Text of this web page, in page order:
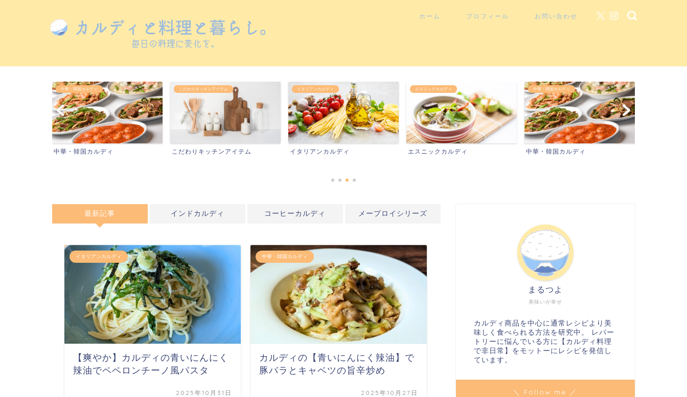
ホーム プロフィール お問い合わせ
中華・韓国カルディ
中華・韓国カルディ
こだわりキッチンアイテム
こだわりキッチンアイテム
イタリアンカルディ
イタリアンカルディ
エスニックカルディ
エスニックカルディ
中華・韓国カルディ
中華・韓国カルディ
最新記事 インドカルディ コーヒーカルディ メープロイシリーズ
イタリアンカルディ
【爽やか】カルディの青いにんにく
辣油でペペロンチーノ風パスタ
2025年10月31日
中華・韓国カルディ
カルディの【青いにんにく辣油】で
豚バラとキャベツの旨辛炒め
2025年10月27日
カルディのタンドリーチキンの素で
美味いが幸せ
まるつよ
カルディ商品を中心に通常レシピより美
味しく食べられる方法を研究中。 レパー
トリーに悩んでいる方に【カルディ料理
で非日常】をモットーにレシピを発信し
ています。
＼ Follow me ／